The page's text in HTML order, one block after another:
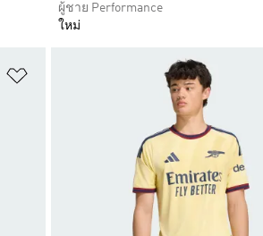
ผู้ชาย Performance
ใหม่
เพิ่มไปยังรายการสินค้าโปรด